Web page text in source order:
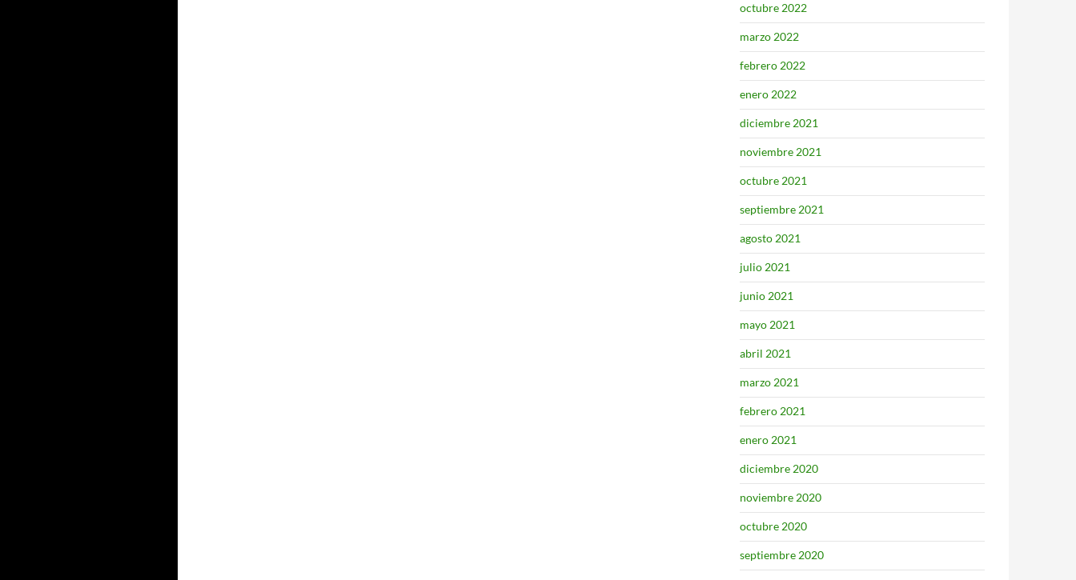
octubre 2022
marzo 2022
febrero 2022
enero 2022
diciembre 2021
noviembre 2021
octubre 2021
septiembre 2021
agosto 2021
julio 2021
junio 2021
mayo 2021
abril 2021
marzo 2021
febrero 2021
enero 2021
diciembre 2020
noviembre 2020
octubre 2020
septiembre 2020